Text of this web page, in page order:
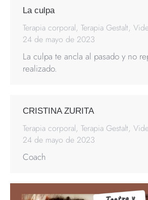
La culpa
Terapia corporal, Terapia Gestalt,
24 de mayo de 2023
La culpa te ancla al pasado y no
realizado.
CRISTINA ZURITA
Terapia corporal, Terapia Gestalt,
24 de mayo de 2023
Coach